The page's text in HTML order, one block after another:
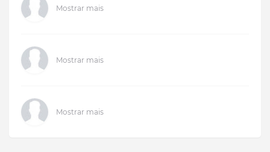
Mostrar mais
Mostrar mais
Mostrar mais